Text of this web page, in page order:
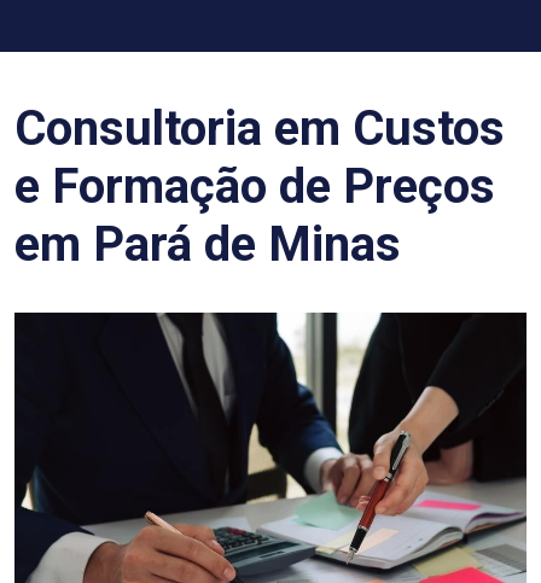
Consultoria em Custos
e Formação de Preços
em Pará de Minas